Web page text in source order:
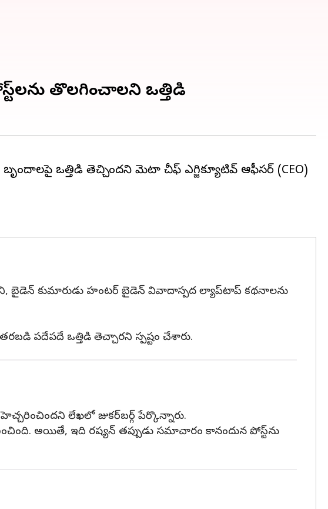
తొలగించాలని ఒత్తిడి
బృందాలపై ఒత్తిడి తెచ్చిందని మెటా చీఫ్ ఎగ్జిక్యూటివ్ ఆఫీసర్ (CEO)
బైడెన్ కుమారుడు హంటర్ బైడెన్ వివాదాస్పద ల్యాప్‌టాప్ కథనాలను
పదేపదే ఒత్తిడి తెచ్చారని స్పష్టం చేశారు.
లేఖలో జుకర్‌బర్గ్ పేర్కొన్నారు.
అయితే, ఇది రష్యన్ తప్పుడు సమాచారం కానందున పోస్ట్‌ను